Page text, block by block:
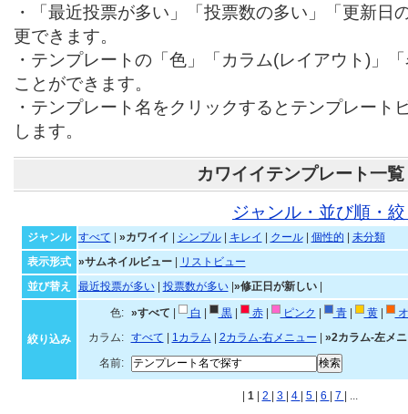
・「最近投票が多い」「投票数の多い」「更新日
更できます。
・テンプレートの「色」「カラム(レイアウト)」
ことができます。
・テンプレート名をクリックするとテンプレート
します。
カワイイテンプレート一覧
ジャンル・並び順・
ジャンル すべて »カワイイ シンプル| キレイ クール| 個性的
未分類
表示形式
»サムネイルビュー|
リストビュー
並び替え
最近投票が多い| 投票数が多い| »修正日が新しい|
絞り込み
色: »すべて 白 黒| 赤| ピンク 青| 黄|
カラム:
すべて 1カラム 2カラム-右メニュー
»2カラム-左メ
名前:
1 2 3 4 5 6 7 | ...